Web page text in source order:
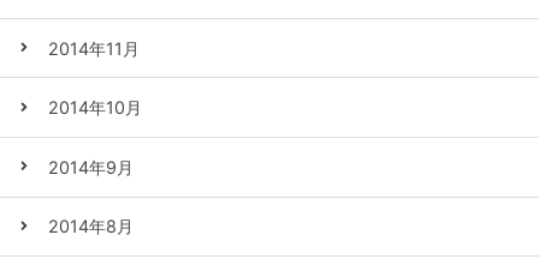
2014年11月
2014年10月
2014年9月
2014年8月